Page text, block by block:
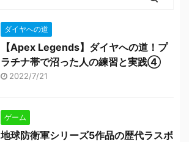
ダイヤへの道
【Apex Legends】ダイヤへの道！プ
ラチナ帯で沼った人の練習と実践④
2022/7/21
ゲーム
地球防衛軍シリーズ5作品の歴代ラスボ